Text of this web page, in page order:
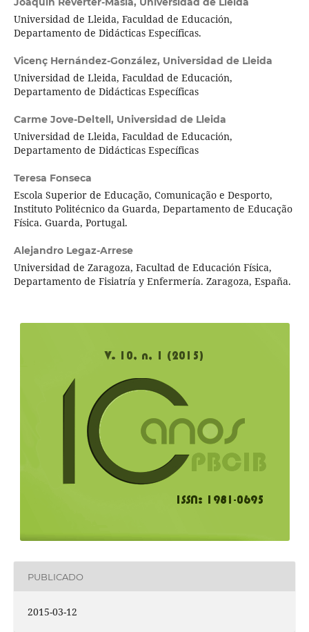
Universidad de Lleida, Faculdad de Educación,
Departamento de Didácticas Específicas.
Vicenç Hernández-González, Universidad de Lleida
Universidad de Lleida, Faculdad de Educación,
Departamento de Didácticas Específicas
Carme Jove-Deltell, Universidad de Lleida
Universidad de Lleida, Faculdad de Educación,
Departamento de Didácticas Específicas
Teresa Fonseca
Escola Superior de Educação, Comunicação e Desporto,
Instituto Politécnico da Guarda, Departamento de Educação
Física. Guarda, Portugal.
Alejandro Legaz-Arrese
Universidad de Zaragoza, Facultad de Educación Física,
Departamento de Fisiatría y Enfermería. Zaragoza, España.
PUBLICADO
2015-03-12